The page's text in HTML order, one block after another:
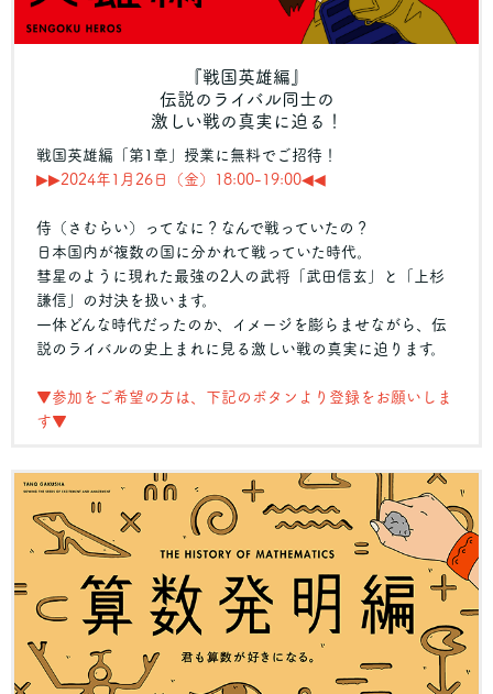
『戦国英雄編』
伝説のライバル同士の
激しい戦の真実に迫る！
戦国英雄編「第1章」授業に無料でご招待！
▶︎▶︎2024年1月26日（金）18:00-19:00◀︎◀︎
侍（さむらい）ってなに？なんで戦っていたの？
日本国内が複数の国に分かれて戦っていた時代。
彗星のように現れた最強の2人の武将「武田信玄」と「上杉
謙信」の対決を扱います。
一体どんな時代だったのか、イメージを膨らませながら、伝
説のライバルの史上まれに見る激しい戦の真実に迫ります。
▼参加をご希望の方は、下記のボタンより登録をお願いしま
す▼